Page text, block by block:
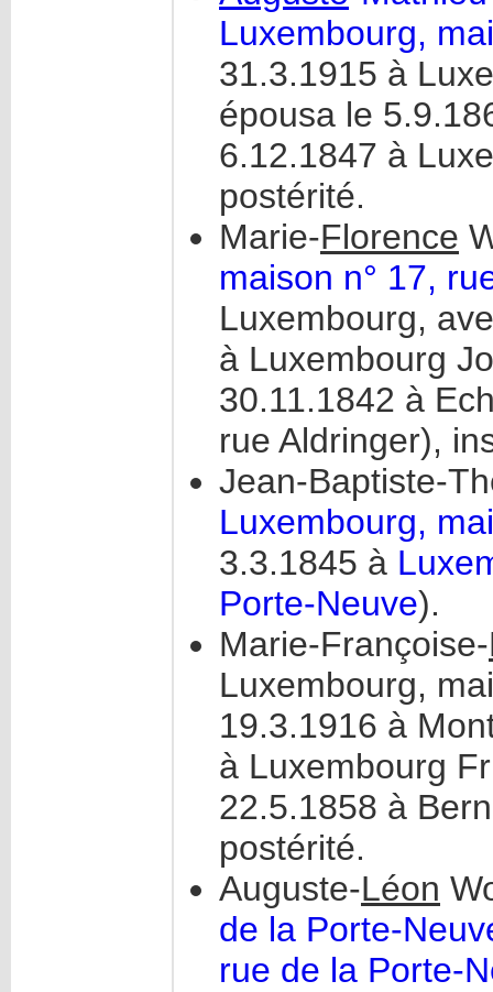
Luxembourg,
31.3.1915 à
épousa le
6.12.1847 à
postérité.
Marie-Florence
maison n° 17,
Luxembourg,
à Luxembourg
30.11.1842 à
rue Aldringer),
Jean-Baptiste-
Luxembourg,
3.3.1845 à
Porte-Neuve).
Marie-Françoise-
Luxembourg,
19.3.1916 à
à Luxembourg
22.5.1858 à
postérité.
Auguste-Léon
de la Porte-
rue de la Porte-